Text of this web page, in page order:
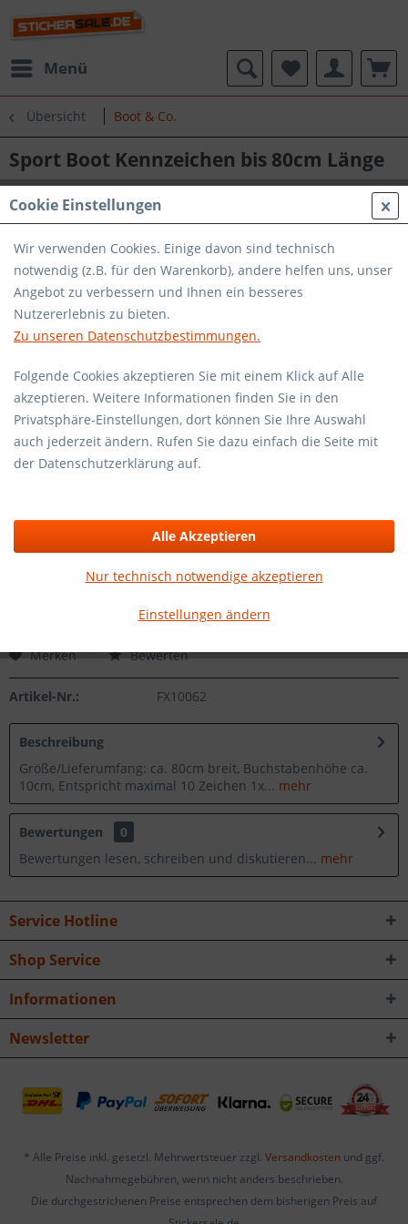
Menü
Übersicht Boot & Co.
Sport Boot Kennzeichen bis 80cm Länge
19,95 € *
inkl. MwSt. zzgl. Versandkosten
In den Warenkorb
Merken Bewerten
Artikel-Nr.: FX10062
Beschreibung
Größe/Lieferumfang: ca. 80cm breit, Buchstabenhöhe ca.
10cm, Entspricht maximal 10 Zeichen 1x... mehr
Bewertungen
0
Bewertungen lesen, schreiben und diskutieren... mehr
Service Hotline
Shop Service
Informationen
Newsletter
* Alle Preise inkl. gesetzl. Mehrwertsteuer zzgl. Versandkosten und ggf.
Nachnahmegebühren, wenn nicht anders beschrieben.
Die durchgestrichenen Preise entsprechen dem bisherigen Preis auf
Cookie Einstellungen
Wir verwenden Cookies. Einige davon sind technisch
notwendig (z.B. für den Warenkorb), andere helfen uns, unser
Angebot zu verbessern und Ihnen ein besseres
Nutzererlebnis zu bieten.
Zu unseren Datenschutzbestimmungen.
Folgende Cookies akzeptieren Sie mit einem Klick auf Alle
akzeptieren. Weitere Informationen finden Sie in den
Privatsphäre-Einstellungen, dort können Sie Ihre Auswahl
auch jederzeit ändern. Rufen Sie dazu einfach die Seite mit
der Datenschutzerklärung auf.
Einstellungen ändern
Nur technisch notwendige akzeptieren
Alle Akzeptieren